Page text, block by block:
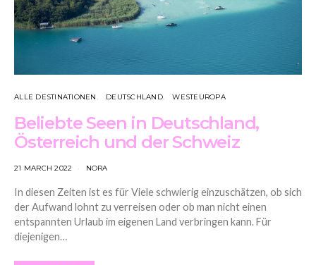
ALLE DESTINATIONEN DEUTSCHLAND WESTEUROPA
Beliebte Seen in Deutschland,
Österreich und der Schweiz
21 MARCH 2022 NORA
In diesen Zeiten ist es für Viele schwierig einzuschätzen, ob sich
der Aufwand lohnt zu verreisen oder ob man nicht einen
entspannten Urlaub im eigenen Land verbringen kann. Für
diejenigen…